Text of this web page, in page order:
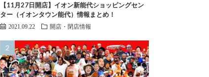
【11月27日開店】イオン新能代ショッピングセン
ター（イオンタウン能代）情報まとめ！
2021.09.22 開店・閉店情報